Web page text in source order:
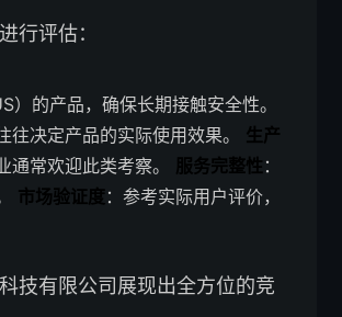
行评估：
的产品，确保长期接触安全性。
往决定产品的实际使用效果。 生产
通常欢迎此类考察。 服务完整性 ：
市场验证度 ：参考实际用户评价，
技有限公司展现出全方位的竞